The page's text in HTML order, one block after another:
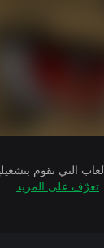
تعرّف على المزيد